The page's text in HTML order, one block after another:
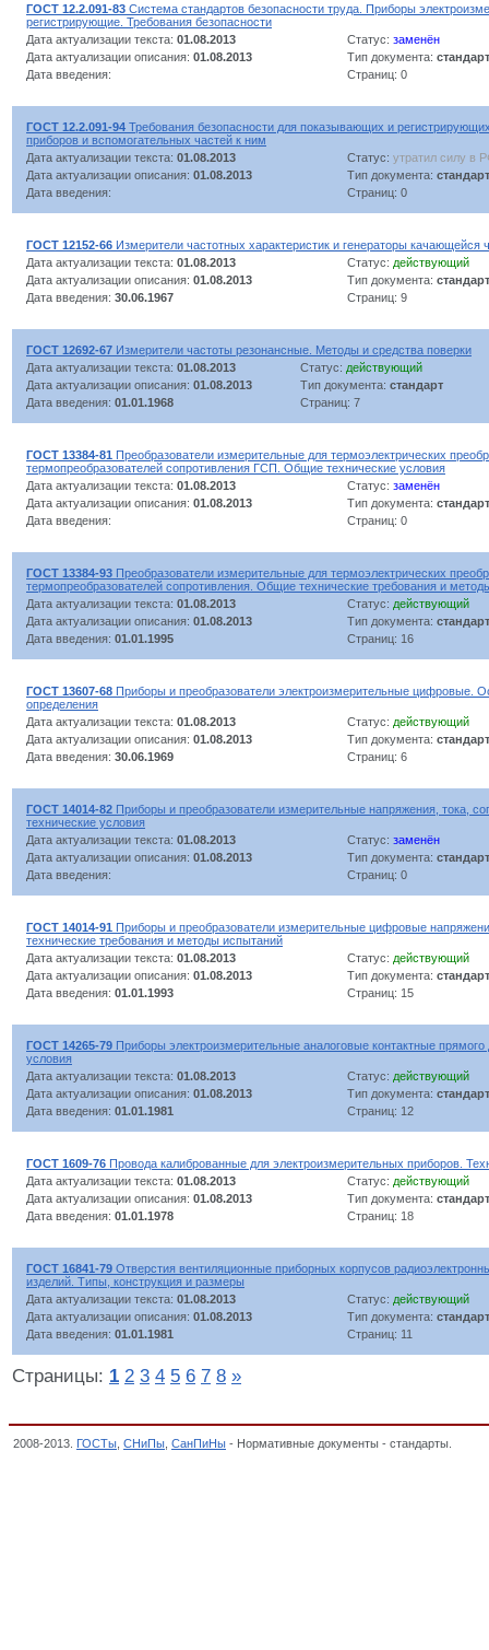
ГОСТ 12.2.091-83 Система стандартов безопасности труда. Приборы
регистрирующие. Требования безопасности
Дата актуализации текста: 01.08.2013 Статус: заменён
Дата актуализации описания: 01.08.2013 Тип документа: стандарт
Дата введения:
Страниц: 0
ГОСТ 12.2.091-94 Требования безопасности для показывающих и
приборов и вспомогательных частей к ним
Дата актуализации текста: 01.08.2013 Статус: утратил силу в
Дата актуализации описания: 01.08.2013 Тип документа: стандарт
Дата введения:
Страниц: 0
ГОСТ 12152-66 Измерители частотных характеристик и генераторы качающейся
Дата актуализации текста: 01.08.2013 Статус: действующий
Дата актуализации описания: 01.08.2013 Тип документа: стандарт
Дата введения: 30.06.1967 Страниц: 9
ГОСТ 12692-67 Измерители частоты резонансные. Методы и средства поверки
Дата актуализации текста: 01.08.2013 Статус: действующий
Дата актуализации описания: 01.08.2013 Тип документа: стандарт
Дата введения: 01.01.1968 Страниц: 7
ГОСТ 13384-81 Преобразователи измерительные для термоэлектрических
термопреобразователей сопротивления ГСП. Общие технические условия
Дата актуализации текста: 01.08.2013 Статус: заменён
Дата актуализации описания: 01.08.2013 Тип документа: стандарт
Дата введения:
Страниц: 0
ГОСТ 13384-93 Преобразователи измерительные для термоэлектрических
термопреобразователей сопротивления. Общие технические требования и
Дата актуализации текста: 01.08.2013 Статус: действующий
Дата актуализации описания: 01.08.2013 Тип документа: стандарт
Дата введения: 01.01.1995 Страниц: 16
ГОСТ 13607-68 Приборы и преобразователи электроизмерительные цифровые.
определения
Дата актуализации текста: 01.08.2013 Статус: действующий
Дата актуализации описания: 01.08.2013 Тип документа: стандарт
Дата введения: 30.06.1969 Страниц: 6
ГОСТ 14014-82 Приборы и преобразователи измерительные напряжения, тока,
технические условия
Дата актуализации текста: 01.08.2013 Статус: заменён
Дата актуализации описания: 01.08.2013 Тип документа: стандарт
Дата введения:
Страниц: 0
ГОСТ 14014-91 Приборы и преобразователи измерительные цифровые
технические требования и методы испытаний
Дата актуализации текста: 01.08.2013 Статус: действующий
Дата актуализации описания: 01.08.2013 Тип документа: стандарт
Дата введения: 01.01.1993 Страниц: 15
ГОСТ 14265-79 Приборы электроизмерительные аналоговые контактные
условия
Дата актуализации текста: 01.08.2013 Статус: действующий
Дата актуализации описания: 01.08.2013 Тип документа: стандарт
Дата введения: 01.01.1981 Страниц: 12
ГОСТ 1609-76 Провода калиброванные для электроизмерительных приборов.
Дата актуализации текста: 01.08.2013 Статус: действующий
Дата актуализации описания: 01.08.2013 Тип документа: стандарт
Дата введения: 01.01.1978 Страниц: 18
ГОСТ 16841-79 Отверстия вентиляционные приборных корпусов
изделий. Типы, конструкция и размеры
Дата актуализации текста: 01.08.2013 Статус: действующий
Дата актуализации описания: 01.08.2013 Тип документа: стандарт
Дата введения: 01.01.1981 Страниц: 11
Страницы: 1 2 3 4 5 6 7 8 »
2008-2013. ГОСТы СНиПы СанПиНы - Нормативные документы - стандарты.